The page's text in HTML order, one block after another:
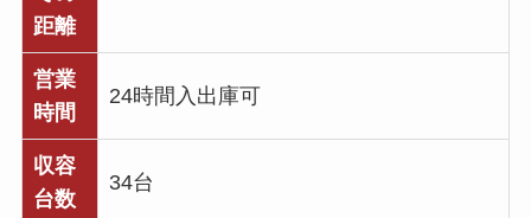
距離
営業
時間
24時間入出庫可
収容
台数
34台